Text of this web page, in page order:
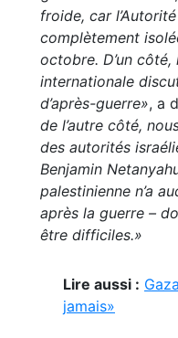
froide, car
complètement
octobre. D’un
internationale
d’après-guerre», a
de l’autre côté,
des autorités
Benjamin
palestinienne n’a
après la guerre –
être difficiles.»
Lire aussi :
jamais»